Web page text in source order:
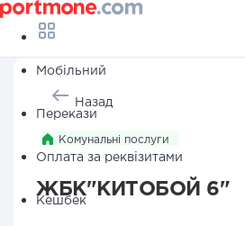
Мобільний
Перекази
Оплата за реквізитами
Кешбек
Назад
Комунальні послуги
ЖБК"КИТОБОЙ 6"